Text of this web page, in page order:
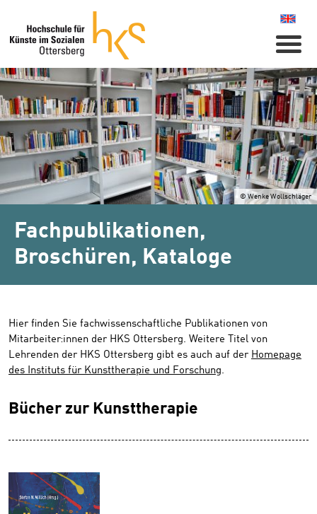
© Wenke Wollschläger
Fachpublikationen,
Broschüren, Kataloge
Hier finden Sie fachwissenschaftliche Publikationen von
Mitarbeiter:innen der HKS Ottersberg. Weitere Titel von
Lehrenden der HKS Ottersberg gibt es auch auf der Homepage
des Instituts für Kunsttherapie und Forschung.
Bücher zur Kunsttherapie